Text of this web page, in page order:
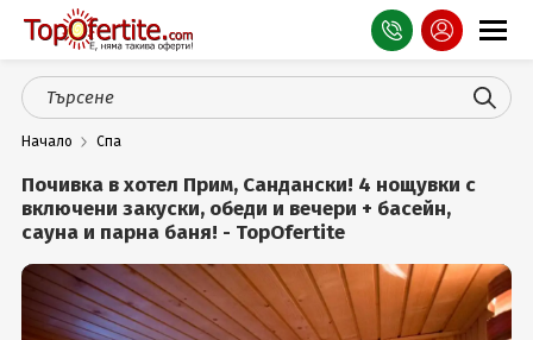
Оферти
СПА
Планина
Чужбина
Начало Спа
Почивка в хотел Прим, Сандански! 4 нощувки с
включени закуски, обеди и вечери + басейн,
сауна и парна баня! - TopOfertite